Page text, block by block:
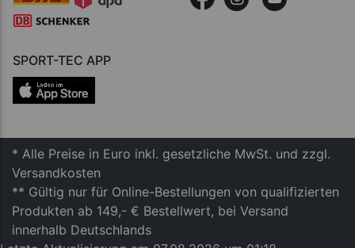
SPORT-TEC APP
* Alle Preise in Euro inkl. gesetzliche MwSt. und zzgl.
Versandkosten
** Gültig nur für Online-Bestellungen von qualifizierten
Produkten ab 149,- € Bestellwert, bei Versand
innerhalb Deutschlands